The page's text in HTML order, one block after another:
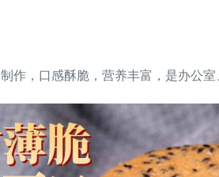
，口感酥脆，营养丰富，是办公室